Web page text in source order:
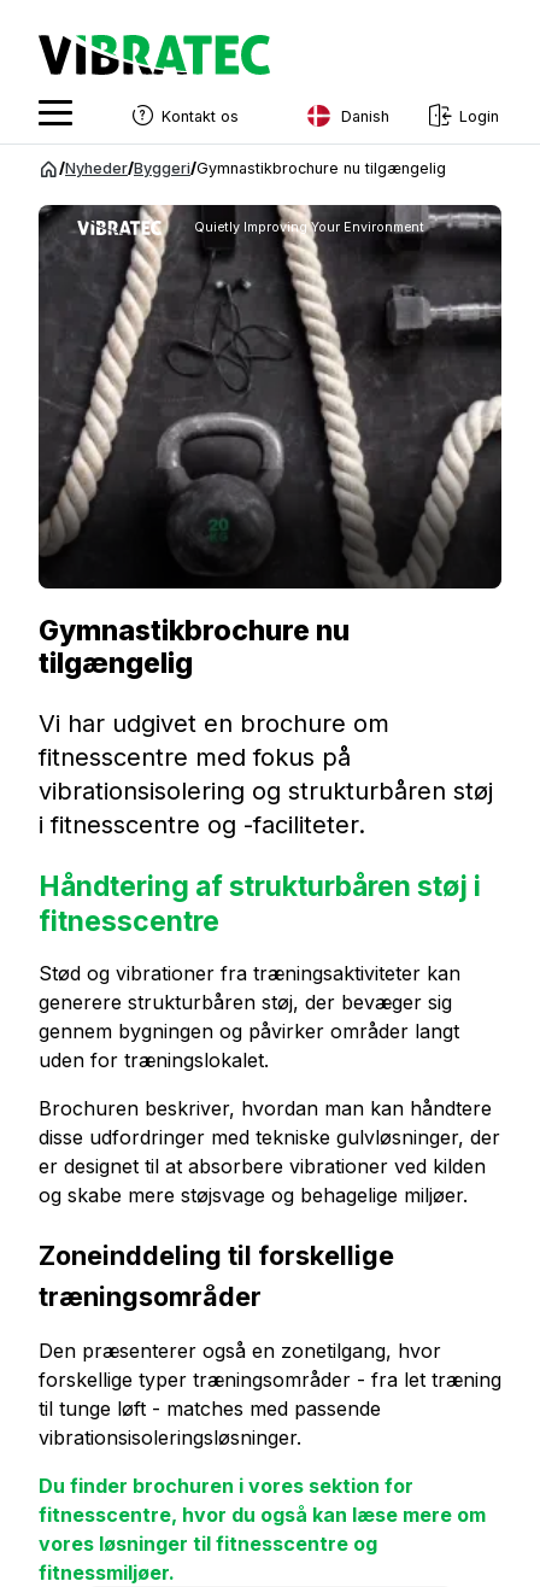
Spring
indhold
Kontakt os Danish
English
Swedish
Norwegian
French
Estonian
Finnish
Danish
Login
/Nyheder/Byggeri/Gymnastikbrochure nu tilgængelig
Quietly Improving Your Environment
Gymnastikbrochure nu
tilgængelig
Vi har udgivet en brochure om
fitnesscentre med fokus på
vibrationsisolering og strukturbåren støj
i fitnesscentre og -faciliteter.
Håndtering af strukturbåren støj i
fitnesscentre
Stød og vibrationer fra træningsaktiviteter kan
generere strukturbåren støj, der bevæger sig
gennem bygningen og påvirker områder langt
uden for træningslokalet.
Brochuren beskriver, hvordan man kan håndtere
disse udfordringer med tekniske gulvløsninger, der
er designet til at absorbere vibrationer ved kilden
og skabe mere støjsvage og behagelige miljøer.
Zoneinddeling til forskellige
træningsområder
Den præsenterer også en zonetilgang, hvor
forskellige typer træningsområder - fra let træning
til tunge løft - matches med passende
vibrationsisoleringsløsninger.
Du finder brochuren i vores sektion for
fitnesscentre, hvor du også kan læse mere om
vores løsninger til fitnesscentre og
fitnessmiljøer.